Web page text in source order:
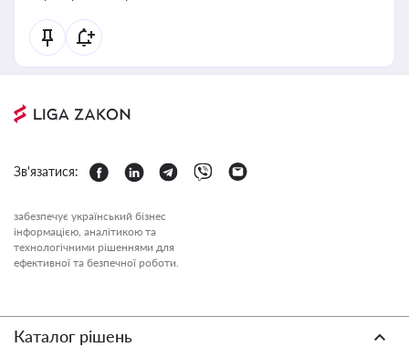
Зв'язатися:
забезпечує український бізнес
інформацією, аналітикою та
технологічними рішеннями для
ефективної та безпечної роботи.
Каталог рішень